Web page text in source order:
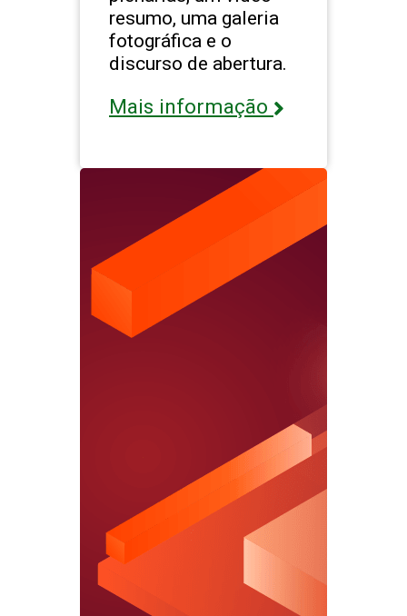
resumo, uma galeria
fotográfica e o
discurso de abertura.
Mais informação